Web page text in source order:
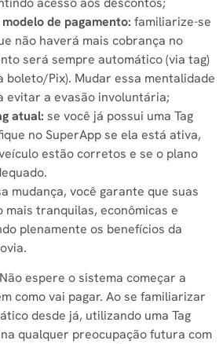
de pagamento: familiarize-se
não haverá mais cobrança no
será sempre automático (via tag)
boleto/Pix). Mudar essa mentalidade
evitar a evasão involuntária;
atual: se você já possui uma Tag
no SuperApp se ela está ativa,
estão corretos e se o plano
mudança, você garante que suas
tranquilas, econômicas e
plenamente os benefícios da
Não espere o sistema começar a
como vai pagar. Ao se familiarizar
desde já, utilizando uma Tag
qualquer preocupação futura com